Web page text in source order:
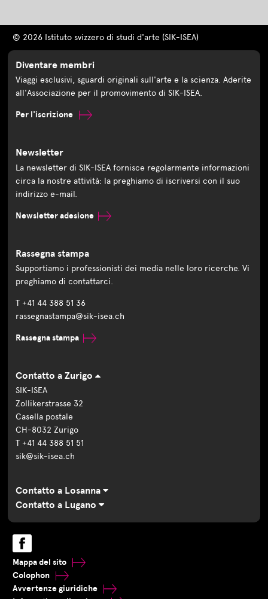
© 2026 Istituto svizzero di studi d'arte (SIK-ISEA)
Diventare membri
Viaggi esclusivi, sguardi originali sull'arte e la scienza. Aderite
all'Associazione per il promovimento di SIK-ISEA.
Per l'iscrizione
Newsletter
La newsletter di SIK-ISEA fornisce regolarmente informazioni
circa la nostre attività: la preghiamo di iscriversi con il suo
indirizzo e-mail.
Newsletter adesione
Rassegna stampa
Supportiamo i professionisti dei media nelle loro ricerche. Vi
preghiamo di contattarci.
T +41 44 388 51 36
rassegnastampa@sik-isea.ch
Rassegna stampa
Contatto a Zurigo
SIK-ISEA
Zollikerstrasse 32
Casella postale
CH-8032 Zurigo
T +41 44 388 51 51
sik@sik-isea.ch
Contatto a Losanna
Contatto a Lugano
Mappa del sito
Colophon
Avvertenze giuridiche